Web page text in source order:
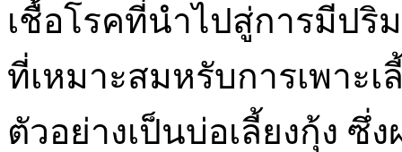
เชื้อโรคที่นำไปสู่การมีปริ
ที่เหมาะสมหรับการเพาะ
ตัวอย่างเป็นบ่อเลี้ยงกุ้ง ซึ่